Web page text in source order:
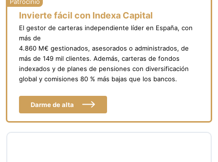
Invierte fácil con Indexa Capital
El gestor de carteras independiente líder en España, con
más de
4.860 M€ gestionados, asesorados o administrados, de
más de 149 mil clientes. Además, carteras de fondos
indexados y de planes de pensiones con diversificación
global y comisiones 80 % más bajas que los bancos.
Darme de alta